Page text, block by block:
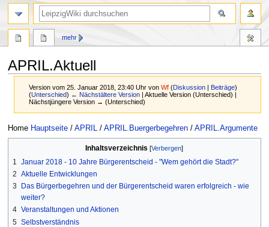
APRIL.Aktuell
Version vom 25. Januar 2018, 23:40 Uhr vonWf (Diskussion |Beiträge)
(Unterschied) ← Nächstältere Version | Aktuelle Version (Unterschied) |
Nächstjüngere Version → (Unterschied)
Zur
Navigation
Zur
Suche
Home Hauptseite/ APRIL/ APRIL.Buergerbegehren/ APRIL.Argumente
Inhaltsverzeichnis
1
Januar 2018 - 10 Jahre Bürgerentscheid - "Wem gehört die Stadt?"
2 Aktuelle Entwicklungen
3
Das Bürgerbegehren und der Bürgerentscheid waren erfolgreich - wie
weiter?
4 Veranstaltungen und Aktionen
5 Selbstverständnis
mehr